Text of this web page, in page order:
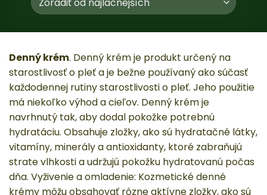
Denný krém. Denný krém je produkt určený na
starostlivosť o pleť a je bežne používaný ako súčasť
každodennej rutiny starostlivosti o pleť. Jeho použitie
má niekoľko výhod a cieľov. Denný krém je
navrhnutý tak, aby dodal pokožke potrebnú
hydratáciu. Obsahuje zložky, ako sú hydratačné látky,
vitamíny, minerály a antioxidanty, ktoré zabraňujú
strate vlhkosti a udržujú pokožku hydratovanú počas
dňa. Vyživenie a omladenie: Kozmetické denné
krémy môžu obsahovať rôzne aktívne zložky, ako sú